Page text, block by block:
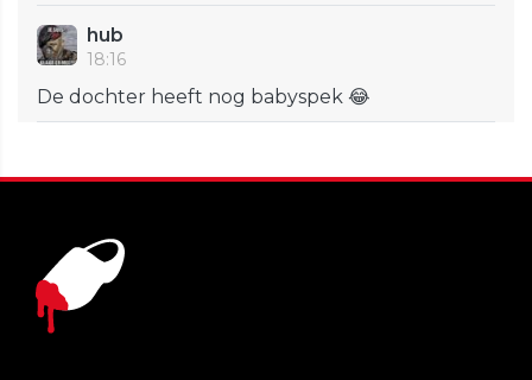
hub
18:16
De dochter heeft nog babyspek 😂